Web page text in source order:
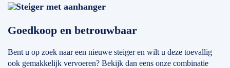
Goedkoop en betrouwbaar
Bent u op zoek naar een nieuwe steiger en wilt u deze toevallig
ook gemakkelijk vervoeren? Bekijk dan eens onze combinatie